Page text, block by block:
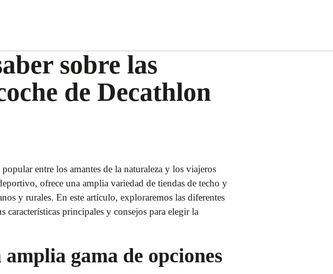
sobre las
de Decathlon
entre los amantes de la naturaleza y los viajeros
ofrece una amplia variedad de tiendas de techo y
y rurales. En este artículo, exploraremos las diferentes
características principales y consejos para elegir la
gama de opciones